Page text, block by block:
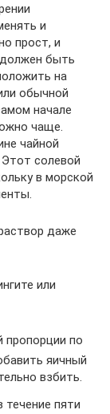
и
прост, и
должен быть
на
обычной
начале
чаще.
чайной
солевой
в морской
даже
или
пропорции по
яичный
взбить.
пяти